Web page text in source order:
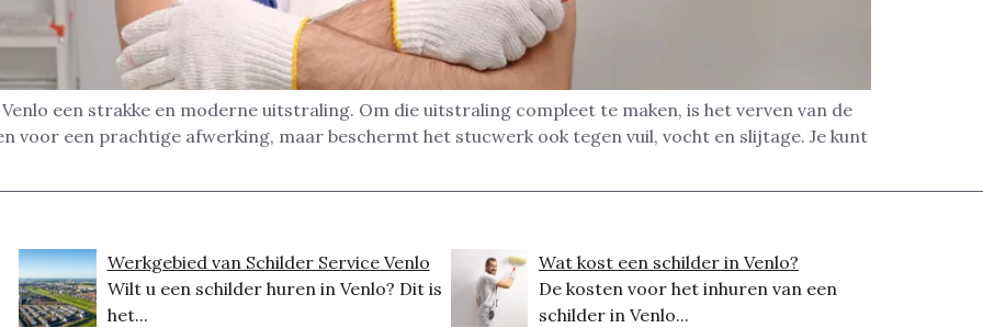
een strakke en moderne uitstraling. Om die uitstraling compleet te maken, is het verven van de
voor een prachtige afwerking, maar beschermt het stucwerk ook tegen vuil, vocht en slijtage. Je kunt
Werkgebied van Schilder Service Venlo
Wilt u een schilder huren in Venlo? Dit is
het...
Wat kost een schilder in Venlo?
De kosten voor het inhuren van een
schilder in Venlo...